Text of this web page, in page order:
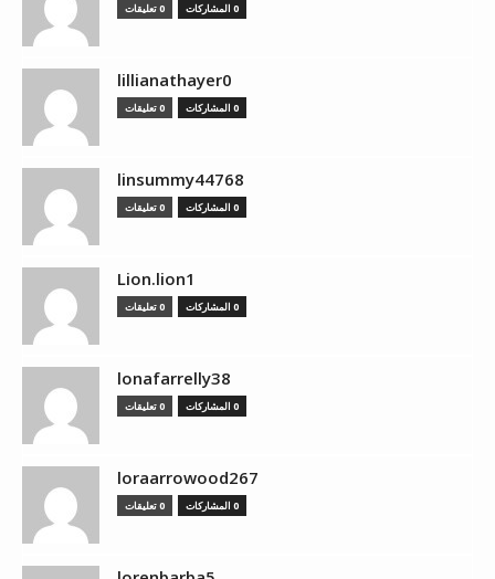
0 المشاركات 0 تعليقات
lillianathayer0
0 المشاركات 0 تعليقات
linsummy44768
0 المشاركات 0 تعليقات
Lion.lion1
0 المشاركات 0 تعليقات
lonafarrelly38
0 المشاركات 0 تعليقات
loraarrowood267
0 المشاركات 0 تعليقات